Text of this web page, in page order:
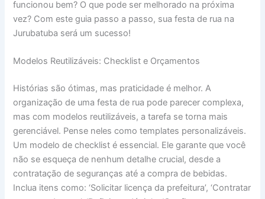
funcionou bem? O que pode ser melhorado na próxima
vez? Com este guia passo a passo, sua festa de rua na
Jurubatuba será um sucesso!
Modelos Reutilizáveis: Checklist e Orçamentos
Histórias são ótimas, mas praticidade é melhor. A
organização de uma festa de rua pode parecer complexa,
mas com modelos reutilizáveis, a tarefa se torna mais
gerenciável. Pense neles como templates personalizáveis.
Um modelo de checklist é essencial. Ele garante que você
não se esqueça de nenhum detalhe crucial, desde a
contratação de seguranças até a compra de bebidas.
Inclua itens como: ‘Solicitar licença da prefeitura’, ‘Contratar